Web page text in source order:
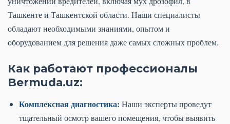
Ташкенте и Ташкентской области. Наши специалисты
обладают необходимыми знаниями, опытом и
оборудованием для решения даже самых сложных проблем.
Как работают профессионалы
Bermuda.uz:
Комплексная диагностика: Наши эксперты проведут
тщательный осмотр вашего помещения, чтобы выявить